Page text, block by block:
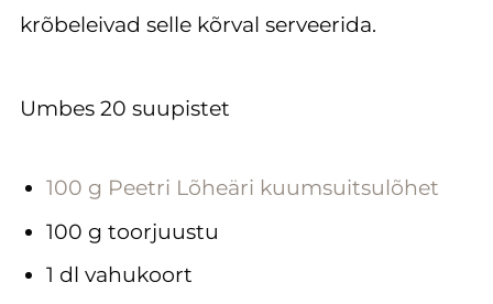
krõbeleivad selle kõrval serveerida.
Umbes 20 suupistet
100 g Peetri Lõheäri kuumsuitsulõhet
100 g toorjuustu
1 dl vahukoort